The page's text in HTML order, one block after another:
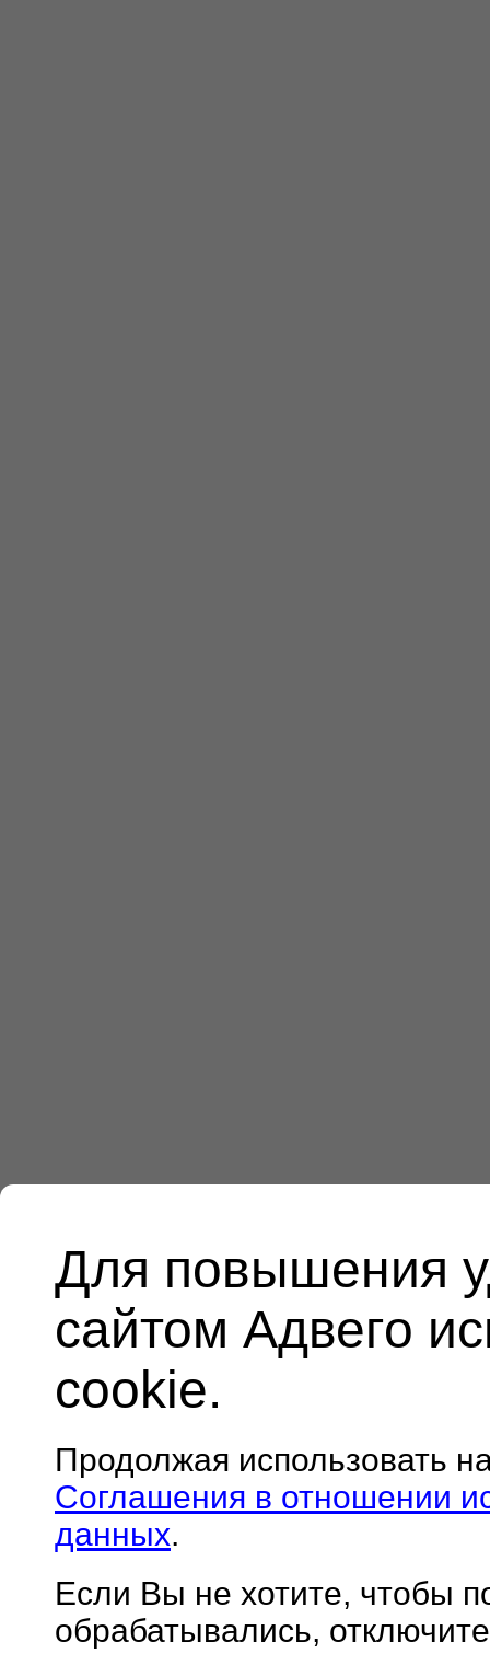
Для повышения
сайтом Адвего
cookie.
Продолжая использовать
Соглашения в отношении
данных.
Если Вы не хотите, чтобы
обрабатывались,